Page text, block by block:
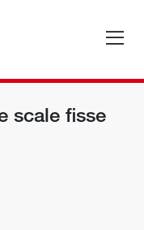
scale fisse